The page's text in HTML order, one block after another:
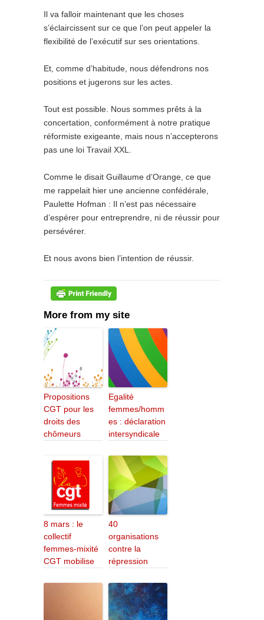
Il va falloir maintenant que les choses
s’éclaircissent sur ce que l’on peut appeler la
flexibilité de l’exécutif sur ses orientations.
Et, comme d’habitude, nous défendrons nos
positions et jugerons sur les actes.
Tout est possible. Nous sommes prêts à la
concertation, conformément à notre pratique
réformiste exigeante, mais nous n’accepterons
pas une loi Travail XXL.
Comme le disait Guillaume d’Orange, ce que
me rappelait hier une ancienne confédérale,
Paulette Hofman : Il n’est pas nécessaire
d’espérer pour entreprendre, ni de réussir pour
persévérer.
Et nous avons bien l’intention de réussir.
More from my site
Propositions
CGT pour les
droits des
chômeurs
Egalité
femmes/homm
es : déclaration
intersyndicale
8 mars : le
collectif
femmes-mixité
CGT mobilise
40
organisations
contre la
répression